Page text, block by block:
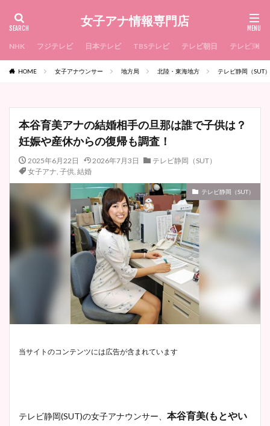
女子アナ情報専門店
NHK フジテレビ 日本テレビ TBSテレビ テレビ朝日 テレビ東京
HOME 女子アナウンサー 地方局 北陸・東海地方 テレビ静岡（SUT）
本谷育美アナの結婚相手の旦那は誰で子供は？
妊娠や産休からの復帰も調査！
2025年6月22日 2026年7月3日
テレビ静岡（SUT）
女子アナ, 子供, 結婚
テレビ静岡（SUT）
当サイトのコンテンツには広告が含まれています
テレビ静岡(SUT)の女子アナウンサー、 本谷育美(もとやい